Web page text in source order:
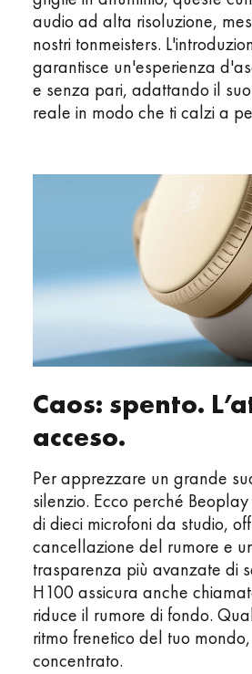
audio ad alta risoluzione,
nostri tonmeisters.
garantisce un'esperienza
e senza pari, adattando il
reale in modo che ti calzi a
Caos: spento.
acceso.
Per apprezzare un grande
silenzio. Ecco perché
di dieci microfoni da studio,
cancellazione del rumore e
trasparenza più avanzate di
H100 assicura anche
riduce il rumore di fondo.
ritmo frenetico del tuo
concentrato.